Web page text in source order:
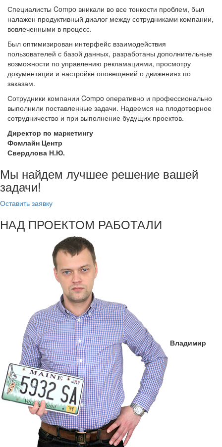
Специалисты Compo вникали во все тонкости проблем, был
налажен продуктивный диалог между сотрудниками компании,
вовлеченными в процесс.
Был оптимизирован интерфейс взаимодействия
пользователей с базой данных, разработаны дополнительные
возможности по управлению рекламациями, просмотру
документации и настройке оповещений о движениях по
заказам.
Сотрудники компании Compo оперативно и профессионально
выполнили поставленные задачи. Надеемся на плодотворное
сотрудничество и при выполнение будущих проектов.
Директор по маркетингу
Фомлайн Центр
Свердлова Н.Ю.
Мы найдем лучшее решение вашей
задачи!
Оставить заявку
НАД ПРОЕКТОМ РАБОТАЛИ
Владимир